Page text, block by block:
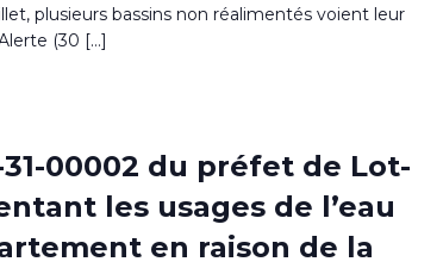
plusieurs bassins non réalimentés voient leur
(30 […]
00002 du préfet de Lot-
les usages de l’eau
en raison de la